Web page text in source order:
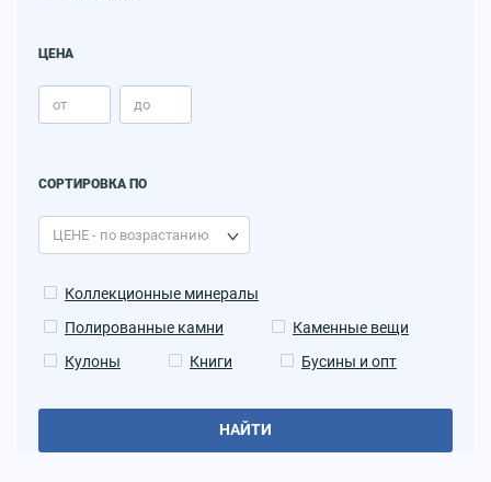
ЦЕНА
СОРТИРОВКА ПО
Коллекционные минералы
Полированные камни
Каменные вещи
Кулоны
Книги Бусины и опт
НАЙТИ